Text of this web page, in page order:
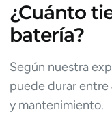
¿Cuánto
batería?
Según nuestra
puede durar entre
y mantenimiento.